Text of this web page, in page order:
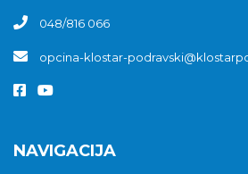
048/816 066
opcina-klostar-
NAVIGACIJA